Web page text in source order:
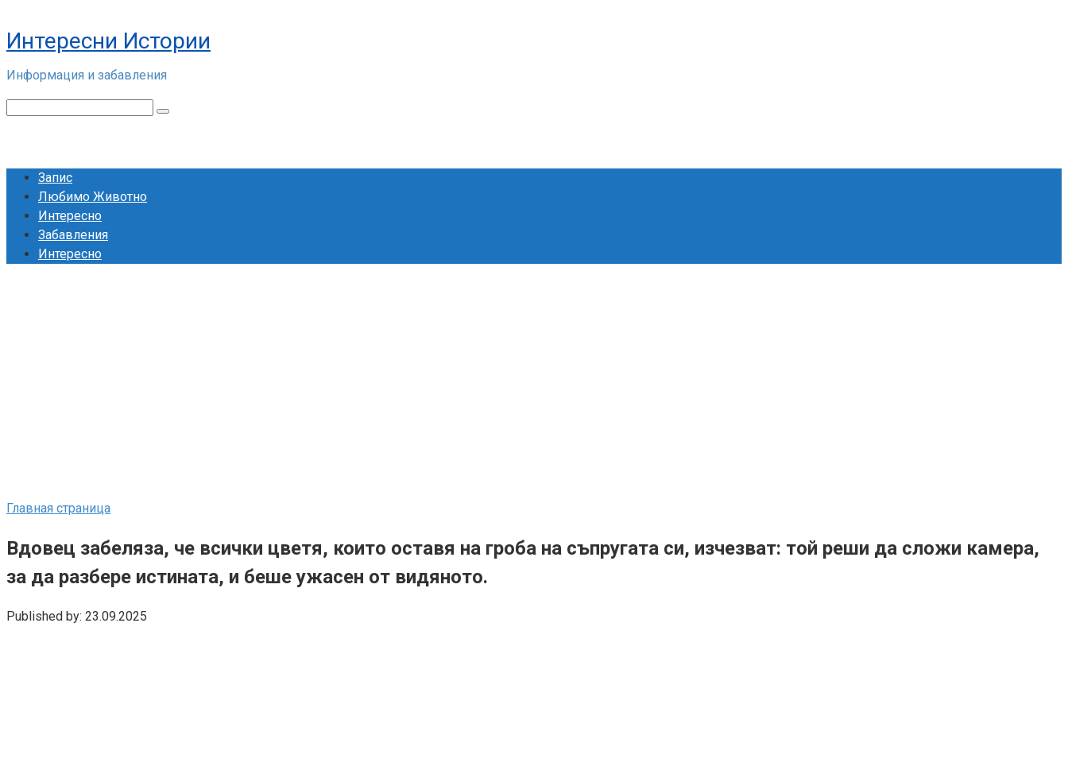
to
content
Интересни Истории
Информация и забавления
Запис
Любимо Животно
Интересно
Забавления
Интересно
Главная страница
Вдовец забеляза, че всички цветя, които оставя на гроба на съпругата си, изчезват: той реши да сложи камера,
за да разбере истината, и беше ужасен от видяното.
Published by: 23.09.2025